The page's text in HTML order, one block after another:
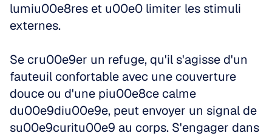
lumiu00e8res et u00e0 limiter les stimuli
externes.
Se cru00e9er un refuge, qu'il s'agisse d'un
fauteuil confortable avec une couverture
douce ou d'une piu00e8ce calme
du00e9diu00e9e, peut envoyer un signal de
su00e9curitu00e9 au corps. S'engager dans